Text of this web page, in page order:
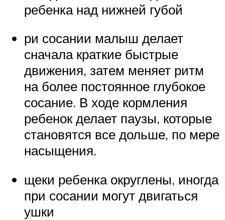
ребенка над нижней губой
ри сосании малыш делает
сначала краткие быстрые
движения, затем меняет ритм
на более постоянное глубокое
сосание. В ходе кормления
ребенок делает паузы, которые
становятся все дольше, по мере
насыщения.
щеки ребенка округлены, иногда
при сосании могут двигаться
ушки